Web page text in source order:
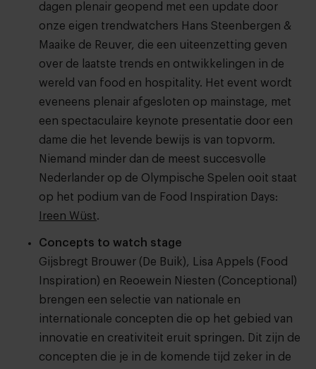
dagen plenair geopend met een update door
onze eigen trendwatchers Hans Steenbergen &
Maaike de Reuver, die een uiteenzetting geven
over de laatste trends en ontwikkelingen in de
wereld van food en hospitality. Het event wordt
eveneens plenair afgesloten op mainstage, met
een spectaculaire keynote presentatie door een
dame die het levende bewijs is van topvorm.
Niemand minder dan de meest succesvolle
Nederlander op de Olympische Spelen ooit staat
op het podium van de Food Inspiration Days:
Ireen Wüst.
Concepts to watch stage
Gijsbregt Brouwer (De Buik), Lisa Appels (Food
Inspiration) en Reoewein Niesten (Conceptional)
brengen een selectie van nationale en
internationale concepten die op het gebied van
innovatie en creativiteit eruit springen. Dit zijn de
concepten die je in de komende tijd zeker in de